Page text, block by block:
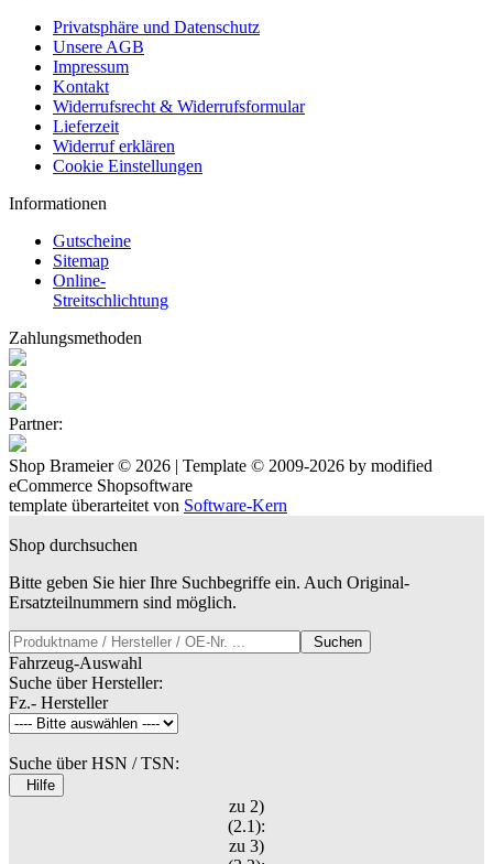
Privatsphäre und Datenschutz
Unsere AGB
Impressum
Kontakt
Widerrufsrecht & Widerrufsformular
Lieferzeit
Widerruf erklären
Cookie Einstellungen
Informationen
Gutscheine
Sitemap
Online-
Streitschlichtung
Zahlungsmethoden
Partner:
Shop Brameier © 2026 | Template © 2009-2026 by modified
eCommerce Shopsoftware
template überarteitet von Software-Kern
Shop durchsuchen
Bitte geben Sie hier Ihre Suchbegriffe ein. Auch Original-
Ersatzteilnummern sind möglich.
Suchen
Fahrzeug-Auswahl
Suche über Hersteller:
Fz.- Hersteller
Suche über HSN / TSN:
Hilfe
zu 2)
(2.1):
zu 3)